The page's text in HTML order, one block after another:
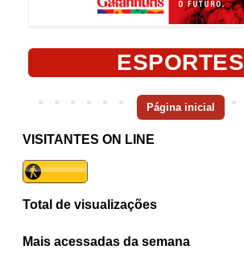
ESPORTES
Página inicial
VISITANTES ON LINE
Total de visualizações
Mais acessadas da semana